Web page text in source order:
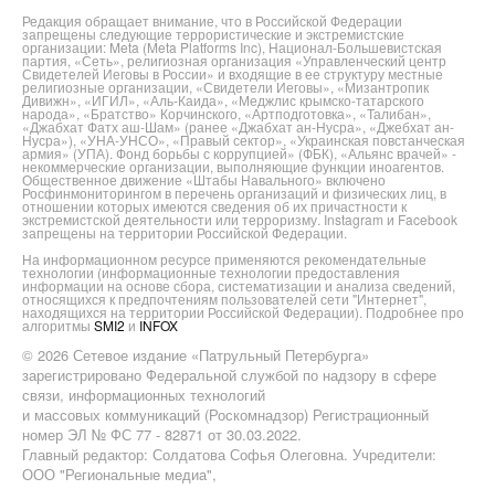
Редакция обращает внимание, что в Российской Федерации
запрещены следующие террористические и экстремистские
организации: Meta (Meta Platforms Inc), Национал-Большевистская
партия, «Сеть», религиозная организация «Управленческий центр
Свидетелей Иеговы в России» и входящие в ее структуру местные
религиозные организации, «Свидетели Иеговы», «Мизантропик
Дивижн», «ИГИЛ», «Аль-Каида», «Меджлис крымско-татарского
народа», «Братство» Корчинского, «Артподготовка», «Талибан»,
«Джабхат Фатх аш-Шам» (ранее «Джабхат ан-Нусра», «Джебхат ан-
Нусра»), «УНА-УНСО», «Правый сектор», «Украинская повстанческая
армия» (УПА). Фонд борьбы с коррупцией» (ФБК), «Альянс врачей» -
некоммерческие организации, выполняющие функции иноагентов.
Общественное движение «Штабы Навального» включено
Росфинмониторингом в перечень организаций и физических лиц, в
отношении которых имеются сведения об их причастности к
экстремистской деятельности или терроризму. Instagram и Facebook
запрещены на территории Российской Федерации.
На информационном ресурсе применяются рекомендательные
технологии (информационные технологии предоставления
информации на основе сбора, систематизации и анализа сведений,
относящихся к предпочтениям пользователей сети "Интернет",
находящихся на территории Российской Федерации). Подробнее про
алгоритмы SMI2 и INFOX
© 2026 Сетевое издание «Патрульный Петербурга»
зарегистрировано Федеральной службой по надзору в сфере
связи, информационных технологий
и массовых коммуникаций (Роскомнадзор) Регистрационный
номер ЭЛ № ФС 77 - 82871 от 30.03.2022.
Главный редактор: Солдатова Софья Олеговна. Учредители:
ООО "Региональные медиа",